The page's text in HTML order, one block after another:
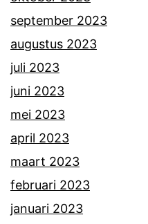
september 2023
augustus 2023
juli 2023
juni 2023
mei 2023
april 2023
maart 2023
februari 2023
januari 2023